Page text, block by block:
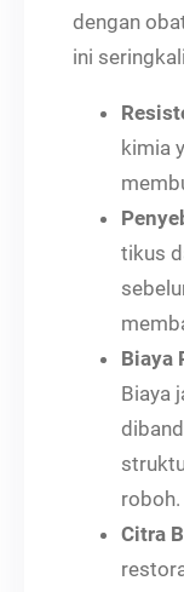
dengan
ini
kimia
tikus
Biaya
Biaya
roboh.
Citra